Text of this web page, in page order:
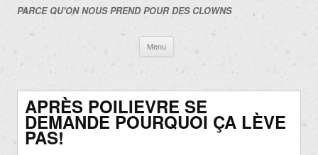
PARCE QU'ON NOUS PREND POUR DES CLOWNS
Menu
contenu
APRÈS POILIEVRE SE
DEMANDE POURQUOI ÇA LÈVE
PAS!